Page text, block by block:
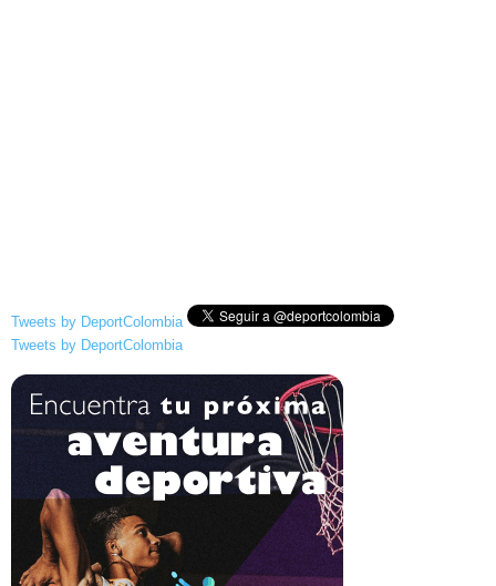
Tweets by DeportColombia
Tweets by DeportColombia